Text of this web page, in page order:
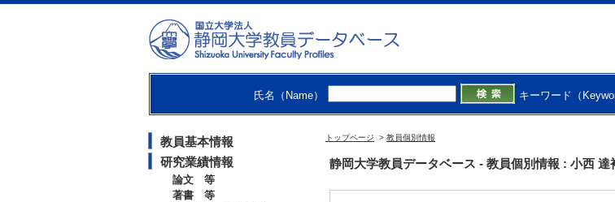
氏名（Name） キーワード（
教員基本情報
研究業績情報
論文 等
著書 等
トップページ > 教員個別情報
静岡大学教員データベース - 教員個別情報 : 小西 達